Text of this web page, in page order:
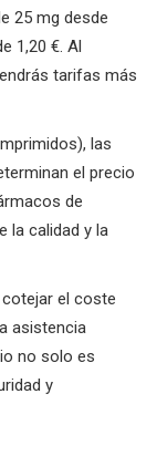
25 mg desde
1,20 €. Al
tarifas más
las
el precio
de
la calidad y la
el coste
asistencia
no solo es
y